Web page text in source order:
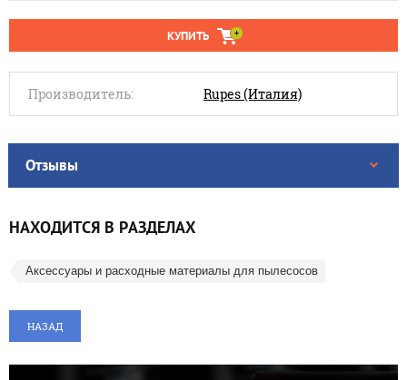
КУПИТЬ
Производитель: Rupes (Италия)
Отзывы
НАХОДИТСЯ В РАЗДЕЛАХ
Аксессуары и расходные материалы для пылесосов
НАЗАД